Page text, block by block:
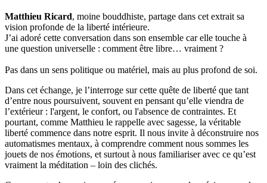
Matthieu Ricard, moine bouddhiste, partage dans cet extrait sa
vision profonde de la liberté intérieure.
J’ai adoré cette conversation dans son ensemble car elle touche à
une question universelle : comment être libre… vraiment ?
Pas dans un sens politique ou matériel, mais au plus profond de soi.
Dans cet échange, je l’interroge sur cette quête de liberté que tant
d’entre nous poursuivent, souvent en pensant qu’elle viendra de
l’extérieur : l'argent, le confort, ou l'absence de contraintes. Et
pourtant, comme Matthieu le rappelle avec sagesse, la véritable
liberté commence dans notre esprit. Il nous invite à déconstruire nos
automatismes mentaux, à comprendre comment nous sommes les
jouets de nos émotions, et surtout à nous familiariser avec ce qu’est
vraiment la méditation – loin des clichés.